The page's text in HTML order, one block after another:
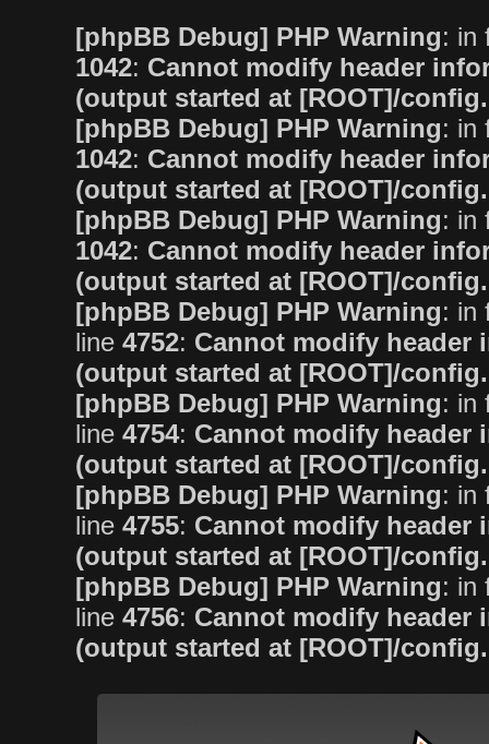
[phpBB Debug] PHP Warning: in
1042: Cannot modify header
(output started at [ROOT]/
[phpBB Debug] PHP Warning: in
1042: Cannot modify header
(output started at [ROOT]/
[phpBB Debug] PHP Warning: in
1042: Cannot modify header
(output started at [ROOT]/
[phpBB Debug] PHP Warning: in
line 4752: Cannot modify header
(output started at [ROOT]/
[phpBB Debug] PHP Warning: in
line 4754: Cannot modify header
(output started at [ROOT]/
[phpBB Debug] PHP Warning: in
line 4755: Cannot modify header
(output started at [ROOT]/
[phpBB Debug] PHP Warning: in
line 4756: Cannot modify header
(output started at [ROOT]/